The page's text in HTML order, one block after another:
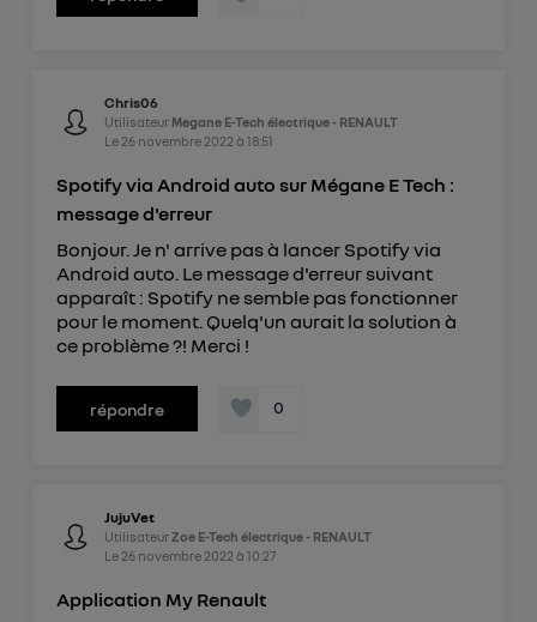
Chris06
Utilisateur Megane E-Tech électrique - RENAULT
Le 26 novembre 2022 à 18:51
Spotify via Android auto sur Mégane E Tech :
message d'erreur
Bonjour. Je n' arrive pas à lancer Spotify via
Android auto. Le message d'erreur suivant
apparaît : Spotify ne semble pas fonctionner
pour le moment. Quelq'un aurait la solution à
ce problème ?! Merci !
répondre 0
JujuVet
UtilisateurZoe E-Tech électrique - RENAULT
Le 26 novembre 2022 à 10:27
Application My Renault